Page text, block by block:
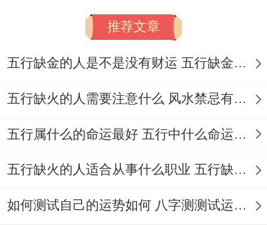
动电器，以免惊扰太岁！
岁破方（正北）也为凶方、应避免在此处设
置大门主入口或重要通道,防止破财是非...
三煞位:今年三煞在北。此方位也不宜兴工
或从其他方位开始动工.
生肖相冲:选择吉日时务必留意日辰是不是
冲鼠的日子;属鼠的人最佳不直接参与开业仪
推荐文章
五行缺金的人是不是没有财运 五行缺金的人命运好不好
五行缺火的人需要注意什么 风水禁忌有哪些
五行属什么的命运最好 五行中什么命运势旺盛
五行缺火的人适合从事什么职业 五行缺火的人适合从事的职业有哪些
如何测试自己的运势如何 八字测测试运运程